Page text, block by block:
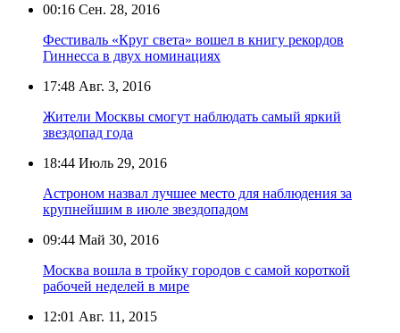
00:16 Сен. 28, 2016
Фестиваль «Круг света» вошел в книгу рекордов
Гиннесса в двух номинациях
17:48 Авг. 3, 2016
Жители Москвы смогут наблюдать самый яркий
звездопад года
18:44 Июль 29, 2016
Астроном назвал лучшее место для наблюдения за
крупнейшим в июле звездопадом
09:44 Май 30, 2016
Москва вошла в тройку городов с самой короткой
рабочей неделей в мире
12:01 Авг. 11, 2015